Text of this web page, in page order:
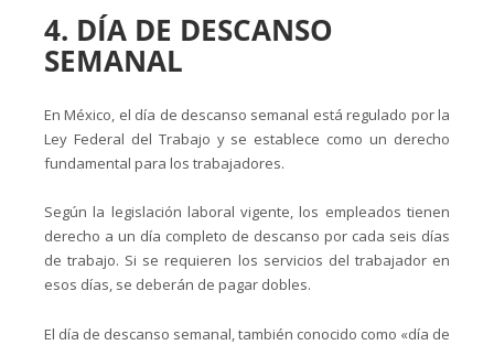
4. DÍA DE DESCANSO
SEMANAL
En México, el día de descanso semanal está regulado por la
Ley Federal del Trabajo y se establece como un derecho
fundamental para los trabajadores.
Según la legislación laboral vigente, los empleados tienen
derecho a un día completo de descanso por cada seis días
de trabajo. Si se requieren los servicios del trabajador en
esos días, se deberán de pagar dobles.
El día de descanso semanal, también conocido como «día de